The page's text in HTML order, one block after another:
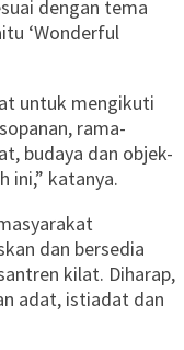
dengan tema
‘Wonderful
untuk mengikuti
rama-
budaya dan objek-
ini,” katanya.
dan bersedia
kilat. Diharap,
adat, istiadat dan